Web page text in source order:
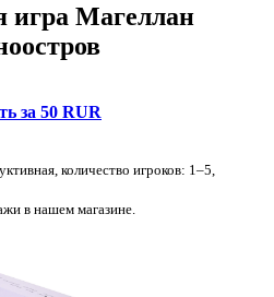
игра Магеллан
за 50 RUR
количество игроков: 1–5,
в нашем магазине.